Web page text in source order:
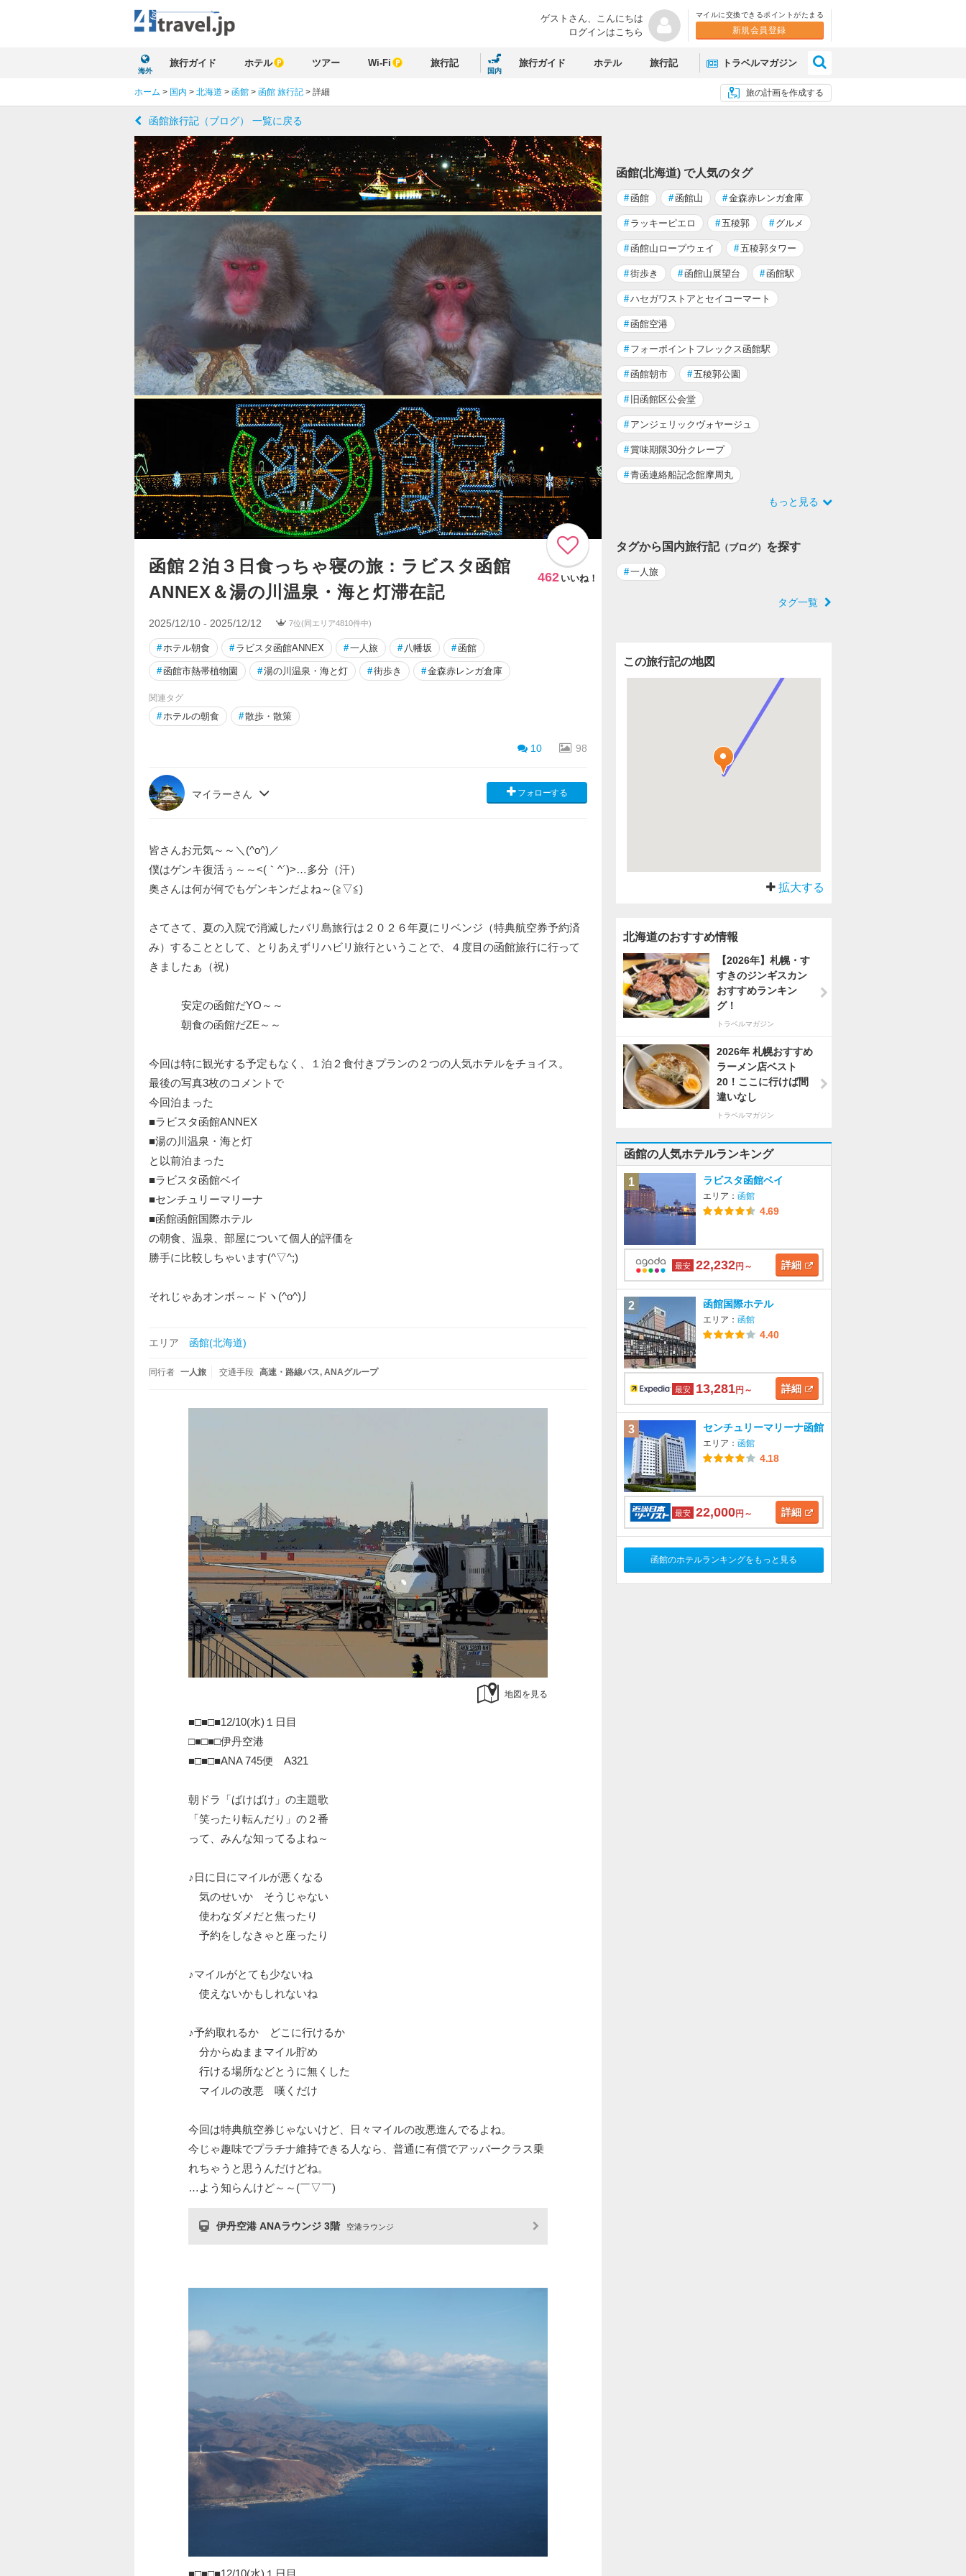
ゲストさん、 こんにちは
ログインはこちら
マイルに交換できるポイントがたまる
新規会員登録
海外
旅行ガイド ホテル ツアー Wi-Fi 旅行記
国内
旅行ガイド ホテル 旅行記 トラベルマガジン
旅の計画を作成する
ホーム > 国内 > 北海道 > 函館 > 函館 旅行記 > 詳細
函館旅行記（ブログ） 一覧に戻る
函館２泊３日食っちゃ寝の旅：ラビスタ函館
ANNEX＆湯の川温泉・海と灯滞在記
462 いいね！
2025/12/10 - 2025/12/12 7位(同エリア4810件中)
#ホテル朝食 # ラビスタ函館ANNEX #一人旅 # 八幡坂 #函館
#函館市熱帯植物園 #湯の川温泉・海と灯 #街歩き #金森赤レンガ倉庫
関連タグ
#ホテルの朝食 #散歩・散策
10 98
マイラーさん フォローする
皆さんお元気～～＼(^o^)／
僕はゲンキ復活ぅ～～<(｀^´)>…多分（汗）
奥さんは何が何でもゲンキンだよね～(≧▽≦)
さてさて、夏の入院で消滅したバリ島旅行は２０２６年夏にリベンジ（特典航空券予約済
み）することとして、とりあえずリハビリ旅行ということで、４度目の函館旅行に行って
きましたぁ（祝）
安定の函館だYO～～
朝食の函館だZE～～
今回は特に観光する予定もなく、１泊２食付きプランの２つの人気ホテルをチョイス。
最後の写真3枚のコメントで
今回泊まった
■ラビスタ函館ANNEX
■湯の川温泉・海と灯
と以前泊まった
■ラビスタ函館ベイ
■センチュリーマリーナ
■函館函館国際ホテル
の朝食、温泉、部屋について個人的評価を
勝手に比較しちゃいます(^▽^;)
それじゃあオンボ～～ドヽ(^o^)丿
エリア 函館(北海道)
同行者 一人旅 交通手段 高速・路線バス ANAグループ
地図を見る
■□■□■12/10(水)１日目
□■□■□伊丹空港
■□■□■ANA 745便 A321
朝ドラ「ばけばけ」の主題歌
「笑ったり転んだり」の２番
って、みんな知ってるよね～
♪日に日にマイルが悪くなる
気のせいか そうじゃない
使わなダメだと焦ったり
予約をしなきゃと座ったり
♪マイルがとても少ないね
使えないかもしれないね
♪予約取れるか どこに行けるか
分からぬままマイル貯め
行ける場所などとうに無くした
マイルの改悪 嘆くだけ
今回は特典航空券じゃないけど、日々マイルの改悪進んでるよね。
今じゃ趣味でプラチナ維持できる人なら、普通に有償でアッパークラス乗
れちゃうと思うんだけどね。
…よう知らんけど～～(￣▽￣)
伊丹空港 ANAラウンジ 3階 空港ラウンジ
函館(北海道) で人気のタグ
#函館 #函館山 #金森赤レンガ倉庫
# ラッキーピエロ #五稜郭 # グルメ
#函館山ロープウェイ #五稜郭タワー
#街歩き #函館山展望台 #函館駅
#ハセガワストアとセイコーマート
#函館空港
# フォーポイントフレックス函館駅
#函館朝市 #五稜郭公園
# 旧函館区公会堂
# アンジェリックヴォヤージュ
#賞味期限30分クレープ
#青函連絡船記念館摩周丸
もっと見る
タグから国内旅行記（ブログ） を探す
#一人旅
タグ一覧
この旅行記の地図
拡大する
北海道のおすすめ情報
【2026年】札幌・す
すきのジンギスカン
おすすめランキン
グ！
トラベルマガジン
2026年 札幌おすすめ
ラーメン店ベスト
20！ここに行けば間
違いなし
トラベルマガジン
函館の人気ホテルランキング
1 ラビスタ函館ベイ
エリア： 函館
4.69
最安 22,232円～ 詳細
2 函館国際ホテル
エリア： 函館
4.40
最安 13,281円～ 詳細
3 センチュリーマリーナ函館
エリア： 函館
4.18
最安 22,000円～ 詳細
函館のホテルランキングをもっと見る